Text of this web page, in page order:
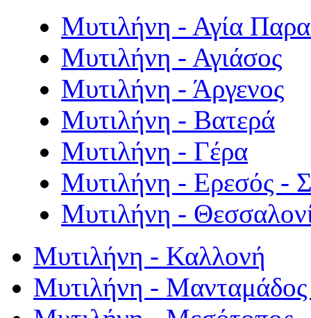
Μυτιλήνη - Αγία
Μυτιλήνη - Αγιάσος
Μυτιλήνη - Άργενος
Μυτιλήνη - Βατερά
Μυτιλήνη - Γέρα
Μυτιλήνη - Ερεσός -
Μυτιλήνη -
Μυτιλήνη - Καλλονή
Μυτιλήνη - Μανταμάδος